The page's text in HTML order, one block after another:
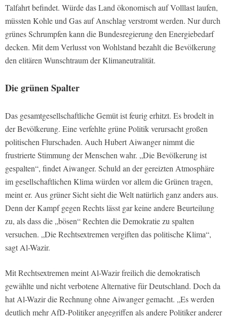
Talfahrt befindet. Würde das Land ökonomisch auf Volllast laufen,
müssten Kohle und Gas auf Anschlag verstromt werden. Nur durch
grünes Schrumpfen kann die Bundesregierung den Energiebedarf
decken. Mit dem Verlusst von Wohlstand bezahlt die Bevölkerung
den elitären Wunschtraum der Klimaneutralität.
Die grünen Spalter
Das gesamtgesellschaftliche Gemüt ist feurig erhitzt. Es brodelt in
der Bevölkerung. Eine verfehlte grüne Politik verursacht großen
politischen Flurschaden. Auch Hubert Aiwanger nimmt die
frustrierte Stimmung der Menschen wahr. „Die Bevölkerung ist
gespalten“, findet Aiwanger. Schuld an der gereizten Atmosphäre
im gesellschaftlichen Klima würden vor allem die Grünen tragen,
meint er. Aus grüner Sicht sieht die Welt natürlich ganz anders aus.
Denn der Kampf gegen Rechts lässt gar keine andere Beurteilung
zu, als dass die „bösen“ Rechten die Demokratie zu spalten
versuchen. „Die Rechtsextremen vergiften das politische Klima“,
sagt Al-Wazir.
Mit Rechtsextremen meint Al-Wazir freilich die demokratisch
gewählte und nicht verbotene Alternative für Deutschland. Doch da
hat Al-Wazir die Rechnung ohne Aiwanger gemacht. „Es werden
deutlich mehr AfD-Politiker angegriffen als andere Politiker anderer